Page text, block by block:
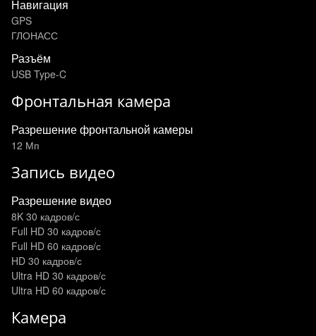
Навигация
GPS
ГЛОНАСС
Разъём
USB Type-C
Фронтальная камера
Разрешение фронтальной камеры
12 Мп
Запись видео
Разрешение видео
8K 30 кадров/с
Full HD 30 кадров/с
Full HD 60 кадров/с
HD 30 кадров/с
Ultra HD 30 кадров/с
Ultra HD 60 кадров/с
Камера